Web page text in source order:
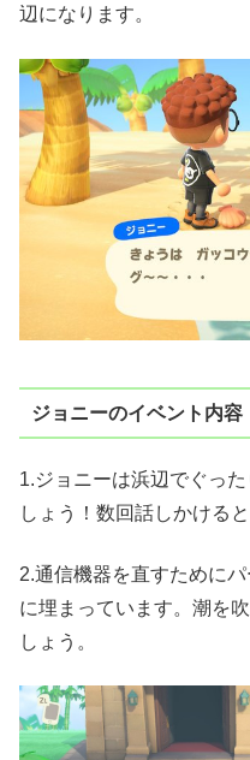
辺になります。
ジョニーのイベント内容
1.ジョニーは浜辺でぐっ
しょう！数回話しかける
2.通信機器を直すために
に埋まっています。潮を
しょう。